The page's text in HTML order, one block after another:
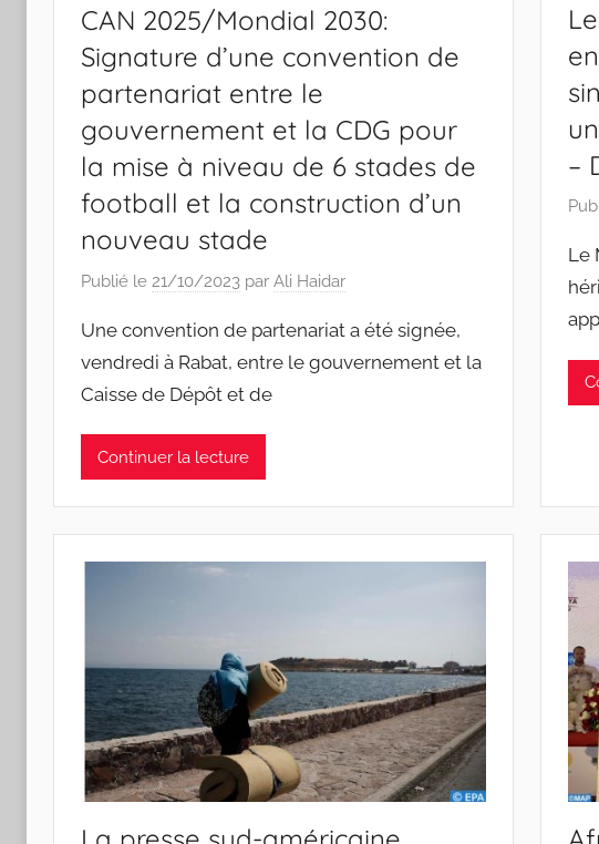
CAN 2025/Mondial 2030:
Signature d’une convention de
partenariat entre le
gouvernement et la CDG pour
la mise à niveau de 6 stades de
football et la construction d’un
nouveau stade
Publié le 21/10/2023 par Ali Haidar
Une convention de partenariat a été signée,
vendredi à Rabat, entre le gouvernement et la
Caisse de Dépôt et de
Continuer la lecture
–
Le